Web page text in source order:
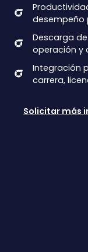
desempeño
Descarga
operación y
Integración
carrera,
Solicitar más